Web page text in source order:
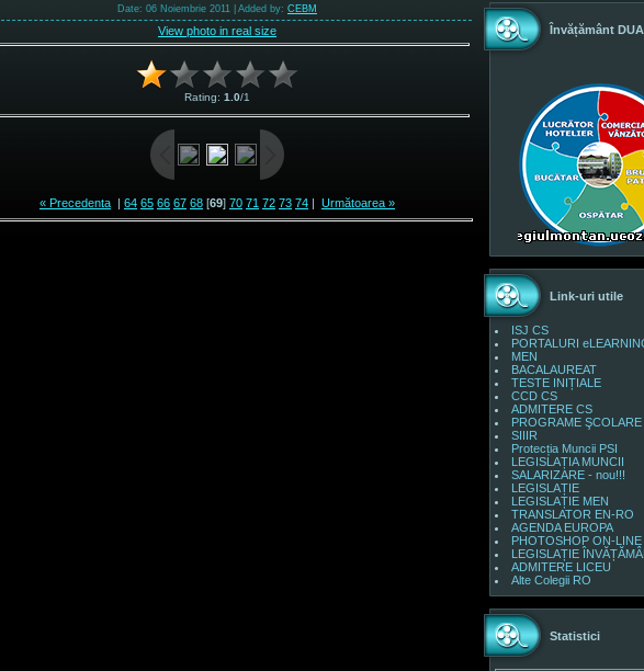
Date: 06 Noiembrie 2011 | Added by: CEBM
View photo in real size
Rating: 1.0/1
« Precedenta | 64 65 66 67 68 [69] 70 71 72 73 74 | Următoarea »
Învățământ
Link-uri utile
ISJ CS
PORTALURI
MEN
BACALAUREAT
TESTE INIȚIALE
CCD CS
ADMITERE CS
PROGRAME ŞCOLARE
SIIIR
Protecția Muncii PSI
LEGISLAȚIA MUNCII
SALARIZARE - nou!!!
LEGISLAȚIE
LEGISLAȚIE MEN
TRANSLATOR EN-RO
AGENDA EUROPA
PHOTOSHOP ON-LINE
LEGISLAȚIE
ADMITERE LICEU
Alte Colegii RO
Statistici